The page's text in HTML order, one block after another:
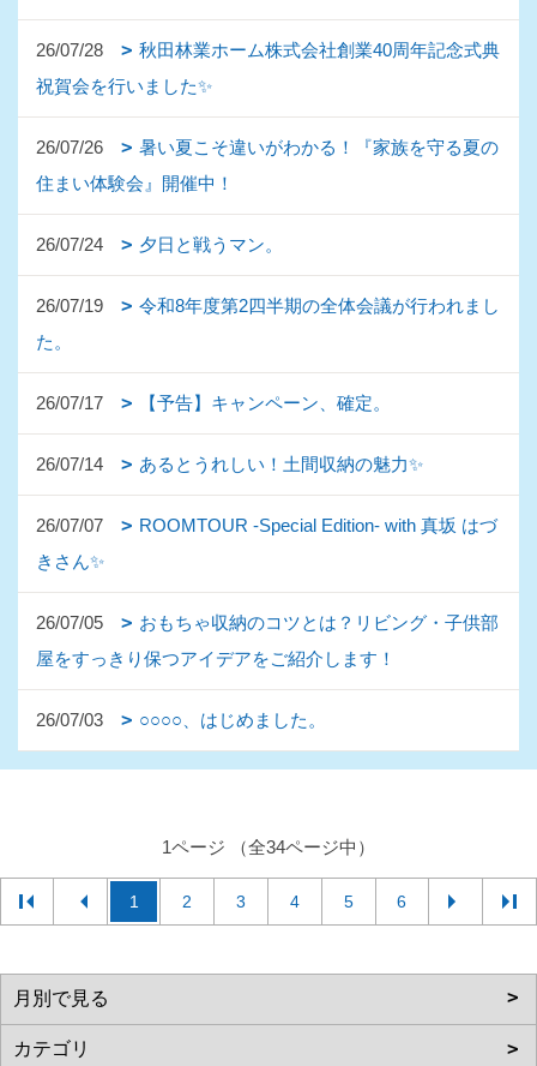
26/07/28
秋田林業ホーム株式会社創業40周年記念式典
祝賀会を行いました✨
26/07/26
暑い夏こそ違いがわかる！『家族を守る夏の
住まい体験会』開催中！
26/07/24 夕日と戦うマン。
26/07/19
令和8年度第2四半期の全体会議が行われまし
た。
26/07/17 【予告】キャンペーン、確定。
26/07/14 あるとうれしい！土間収納の魅力✨
26/07/07
ROOMTOUR -Special Edition- with 真坂 はづ
きさん✨
26/07/05
おもちゃ収納のコツとは？リビング・子供部
屋をすっきり保つアイデアをご紹介します！
26/07/03 ○○○○、はじめました。
1ページ （全34ページ中）
1 2 3 4 5 6